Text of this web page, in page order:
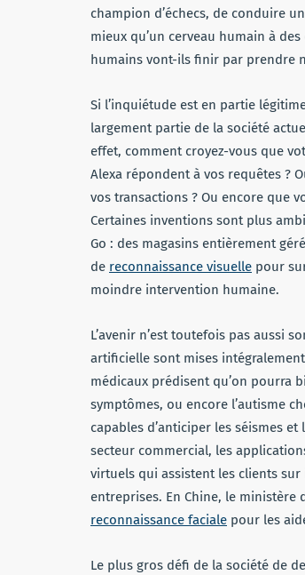
champion d’échecs, de conduire
mieux qu’un cerveau humain à
humains vont-ils finir par prendre
Si l’inquiétude est en partie
largement partie de la société
effet, comment croyez-vous que
Alexa répondent à vos requêtes ?
vos transactions ? Ou encore que
Certaines inventions sont plus
Go : des magasins entièrement
de reconnaissance visuelle pour
moindre intervention humaine.
L’avenir n’est toutefois pas aussi
artificielle sont mises
médicaux prédisent qu’on pourra
symptômes, ou encore l’autisme
capables d’anticiper les séismes
secteur commercial, les
virtuels qui assistent les clients
entreprises. En Chine, le ministère
reconnaissance faciale pour les
Le plus gros défi de la société de